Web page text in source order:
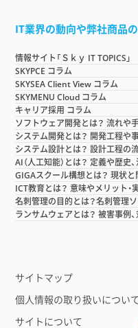
IT業界の動向や弊社商品
情報サイト「Ｓｋｙ IT TOPICS」
SKYPCE コラム
SKYSEA Client View コラム
SKYMENU Cloud コラム
キャリア採用 コラム
ソフトウェア開発とは？ 流れや
システム開発とは？ 開発工程や
システム設計とは？ 設計工程の
AI（人工知能）とは？ 定義や歴史
GIGAスクール構想とは？ 現状
ICT教育とは？ 意味やメリット・
名刺管理の目的とは？名刺管理
ランサムウェアとは？ 被害事例
サイトマップ
個人情報の取り扱いについ
サイトについて